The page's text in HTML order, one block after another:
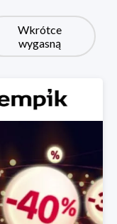
Wkrótce
wygasną